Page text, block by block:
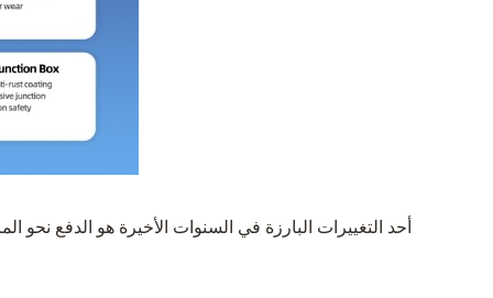
أحد التغييرات البارزة في السنوات الأخيرة هو الدفع